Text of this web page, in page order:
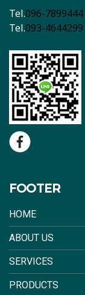
Tel.096-7899444
Tel.093-4644299
FOOTER
HOME
ABOUT US
SERVICES
PRODUCTS